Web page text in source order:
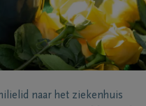
naar het ziekenhuis